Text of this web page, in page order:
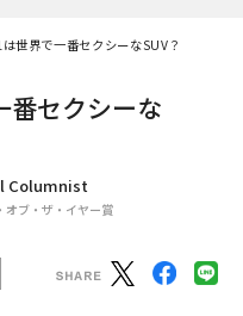
世界で一番セクシーなSUV？
番セクシーな
Columnist
オブ・ザ・イヤー賞